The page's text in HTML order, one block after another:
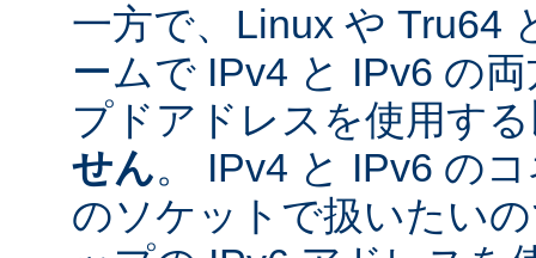
一方で、Linux や Tru64
ームで IPv4 と IPv6 の
プドアドレスを使用する
せん。 IPv4 と IPv6 の
のソケットで扱いたい